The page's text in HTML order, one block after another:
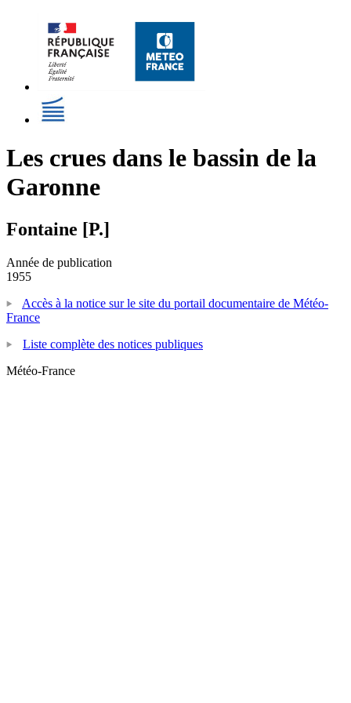
Les crues dans le bassin de la
Garonne
Fontaine [P.]
Année de publication
1955
Accès à la notice sur le site du portail documentaire de Météo-
France
Liste complète des notices publiques
Météo-France